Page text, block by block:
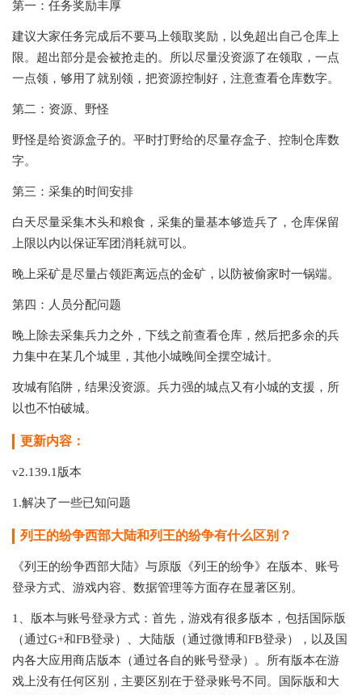
第一：任务奖励丰厚
建议大家任务完成后不要马上领取奖励，以免超出自己仓库上
限。超出部分是会被抢走的。所以尽量没资源了在领取，一点
一点领，够用了就别领，把资源控制好，注意查看仓库数字。
第二：资源、野怪
野怪是给资源盒子的。平时打野给的尽量存盒子、控制仓库数
字。
第三：采集的时间安排
白天尽量采集木头和粮食，采集的量基本够造兵了，仓库保留
上限以内以保证军团消耗就可以。
晚上采矿是尽量占领距离远点的金矿，以防被偷家时一锅端。
第四：人员分配问题
晚上除去采集兵力之外，下线之前查看仓库，然后把多余的兵
力集中在某几个城里，其他小城晚间全摆空城计。
攻城有陷阱，结果没资源。兵力强的城点又有小城的支援，所
以也不怕破城。
更新内容：
v2.139.1版本
1.解决了一些已知问题
列王的纷争西部大陆和列王的纷争有什么区别？
《列王的纷争西部大陆》与原版《列王的纷争》在版本、账号
登录方式、游戏内容、数据管理等方面存在显著区别。
1、版本与账号登录方式：首先，游戏有很多版本，包括国际版
（通过G+和FB登录）、大陆版（通过微博和FB登录），以及国
内各大应用商店版本（通过各自的账号登录）。所有版本在游
戏上没有任何区别，主要区别在于登录账号不同。国际版和大